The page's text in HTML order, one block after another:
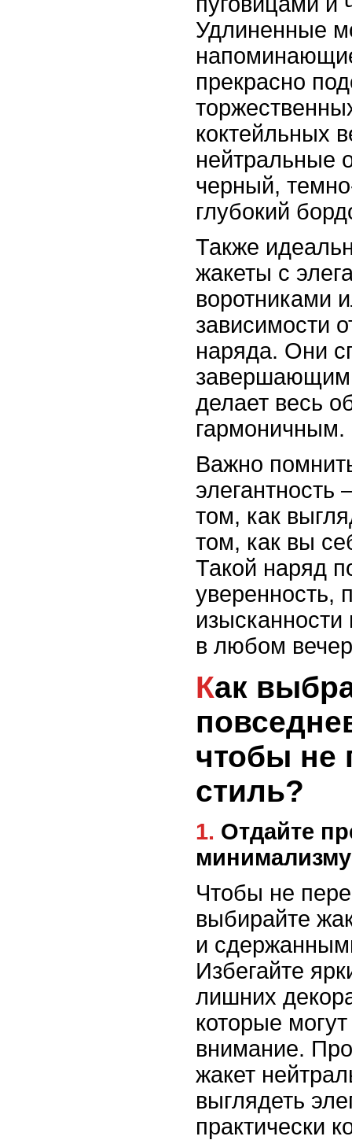
Удлиненные
прекрасно
коктейльных
нейтральные
черный,
глубокий
Также
жакеты с
воротниками
зависимости
наряда. Они
завершающим
делает весь
гармоничным.
Важно
элегантность
том, как
том, как вы
Такой наряд
уверенность,
изысканности
в любом
Как выбрать жакет для
чтобы не
стиль?
1. Отдайте предпочтение
минимализму
Чтобы не
выбирайте
и
Избегайте
лишних
которые
внимание.
жакет
выглядеть
практически